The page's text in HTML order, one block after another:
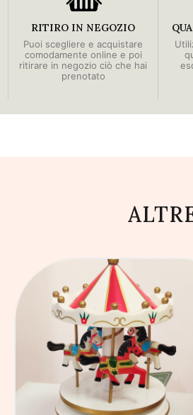
RITIRO IN NEGOZIO
Puoi scegliere e acquistare
comodamente online e poi
ritirare in negozio ciò che hai
prenotato
AGGIUNGI AL CARRELLO